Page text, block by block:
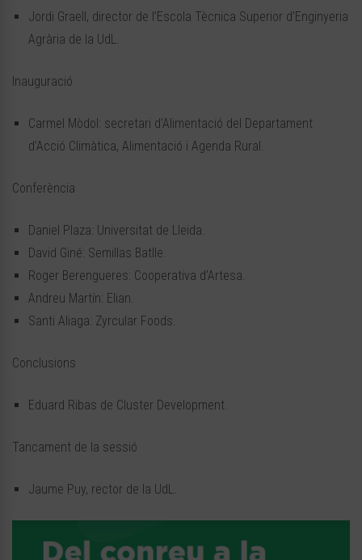
Jordi Graell, director de l’Escola Tècnica Superior d’Enginyeria
Agrària de la UdL.
Inauguració
Carmel Mòdol: secretari d’Alimentació del Departament
d’Acció Climàtica, Alimentació i Agenda Rural.
Conferència
Daniel Plaza: Universitat de Lleida.
David Giné: Semillas Batlle.
Roger Berengueres: Cooperativa d’Artesa.
Andreu Martín: Elian.
Santi Aliaga: Zyrcular Foods.
Conclusions
Eduard Ribas de Cluster Development.
Tancament de la sessió
Jaume Puy, rector de la UdL.